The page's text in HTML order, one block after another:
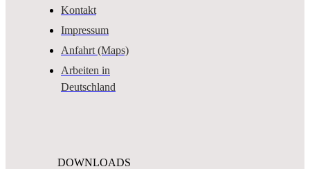
Kontakt
Impressum
Anfahrt (Maps)
Arbeiten in
Deutschland
DOWNLOADS